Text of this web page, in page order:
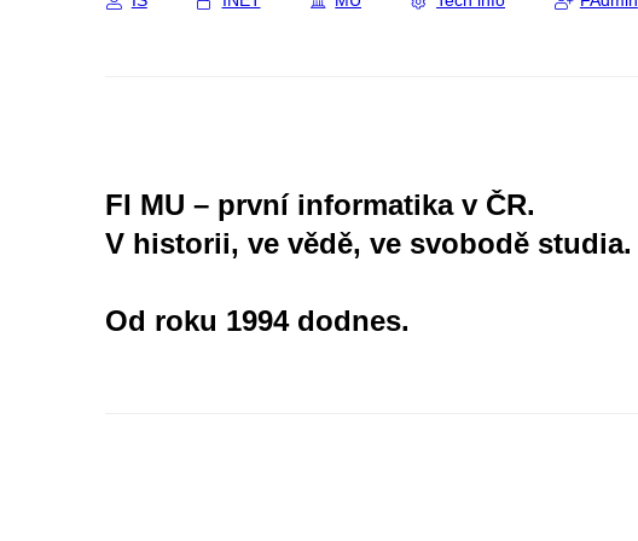
FI MU – první informatika v ČR.
V historii, ve vědě, ve svobodě studia.
Od roku 1994 dodnes.